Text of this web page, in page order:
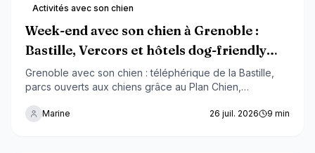
Activités avec son chien
Week-end avec son chien à Grenoble :
Bastille, Vercors et hôtels dog-friendly
2026
Grenoble avec son chien : téléphérique de la Bastille,
parcs ouverts aux chiens grâce au Plan Chien,
dog-friendly. Le guide complet pour un week-end réussi
Marine 26 juil. 2026 9 min